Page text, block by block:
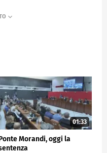
fin dall'inizio ci
è un'altra cosa, la
delegato di
Castellucci, parlando
per circa 5 ore
per il crollo del
01:33
Morandi, oggi la